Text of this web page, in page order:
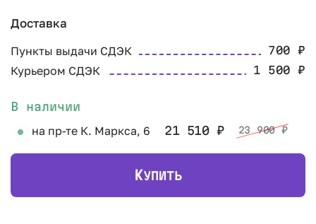
Доставка
Пункты выдачи СДЭК 700₽
Курьером СДЭК 1 500₽
В наличии
на пр-те К. Маркса, 6 21 510₽ 23 900₽
КУПИТЬ